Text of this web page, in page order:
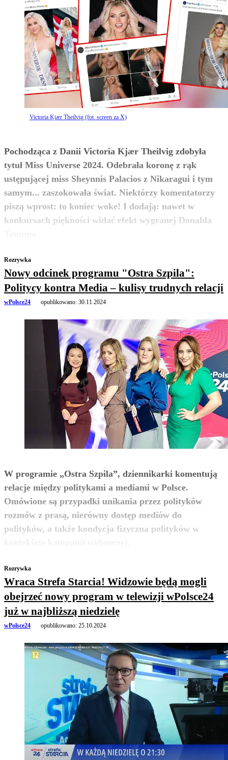
Victoria Kjær Theilvig (fot. screen za X)
Pochodząca z Danii Victoria Kjær Theilvig zdobyła
tytuł Miss Universe 2024. Odebrała koronę z rąk
ustępującej miss Sheynnis Palacios z Nikaragui i tym
samym... zaszokowała świat. Niektórzy komentatorzy
piszą wprost: to koniec woke! I dodają: nawet w
konkursach piękności widać efekt wygranej Donalda
zobacz więcej
Rozrywka
Nowy odcinek programu "Ostra Szpila":
Politycy kontra Media – kulisy trudnych relacji
wPolsce24 opublikowano: 30.11.2024
W programie „Ostra Szpila”, dziennikarki komentują
relacje między politykami a mediami w Polsce.
Omówione są przypadki unikania przez polityków
rozmów z prasą, nierówny dostęp mediów do
polityków, a także kondycja fizyczna polityków w
zobacz więcej
Rozrywka
Wraca Strefa Starcia! Widzowie będą mogli
obejrzeć nowy program w telewizji wPolsce24
już w najbliższą niedzielę
wPolsce24 opublikowano: 25.10.2024